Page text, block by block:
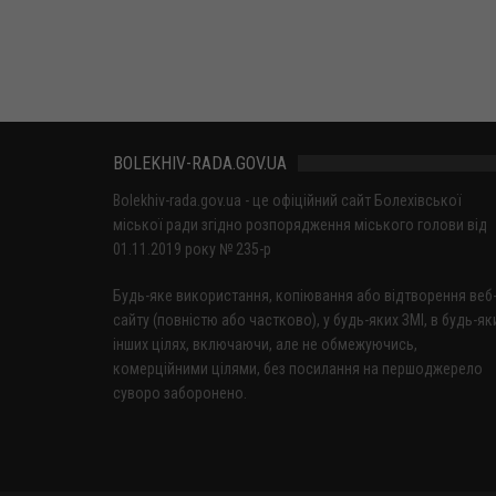
BOLEKHIV-RADA.GOV.UA
Bolekhiv-rada.gov.ua - це офіційний сайт Болехівської
міської ради згідно розпорядження міського голови від
01.11.2019 року № 235-р
Будь-яке використання, копіювання або відтворення веб-
сайту (повністю або частково), у будь-яких ЗМІ, в будь-
інших цілях, включаючи, але не обмежуючись,
комерційними цілями, без посилання на першоджерело
суворо заборонено.